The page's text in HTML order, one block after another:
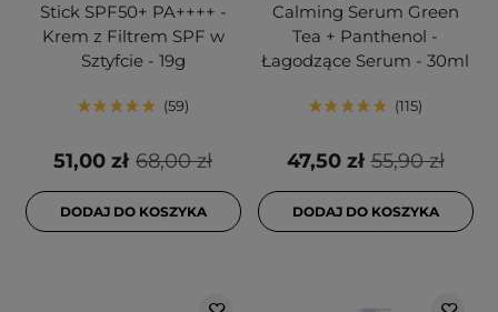
Stick SPF50+ PA++++ -
Krem z Filtrem SPF w
Sztyfcie - 19g
59
68,00 zł
51,00 zł
DODAJ DO KOSZYKA
Calming Serum Green
Tea + Panthenol -
Łagodzące Serum - 30ml
115
55,90 zł
47,50 zł
DODAJ DO KOSZYKA